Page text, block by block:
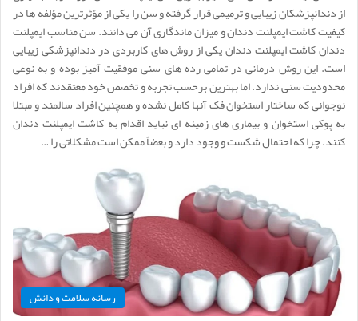
از دندانپزشکان زیبایی و ترمیمی قرار گرفته و سن را یکی از مؤثرترین مؤلفه ها در
کیفیت کاشت ایمپلنت دندان و میزان ماندگاری آن می دانند. سن مناسب ایمپلنت
دندان کاشت ایمپلنت دندان یکی از روش های کاربردی در دندانپزشکی زیبایی
است. این روش درمانی در تمامی رده های سنی موفقیت آمیز بوده و به نوعی
محدودیت سنی ندارد. اما بهترین برحسب تجربه و تخصص خود معتقدند که افراد
نوجوانی که ساختار استخوان فک آنها کامل نشده و همچنین افراد سالمند و مبتلا
به پوکی استخوان و بیماری های زمینه ای نباید اقدام به کاشت ایمپلنت دندان
کنند. چرا که احتمال شکست و وجود دارد و بعضاً ممکن است مشکلاتی را …
رسانه سلامت و دانش